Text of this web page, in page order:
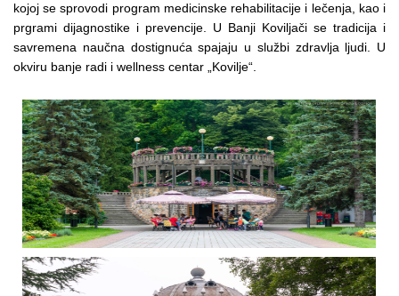
kojoj se sprovodi program medicinske rehabilitacije i lečenja, kao i
prgrami dijagnostike i prevencije. U Banji Koviljači se tradicija i
savremena naučna dostignuća spajaju u službi zdravlja ljudi. U
okviru banje radi i wellness centar „Kovilje“.